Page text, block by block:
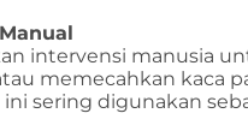
intervensi manusia
memecahkan kaca
sering digunakan